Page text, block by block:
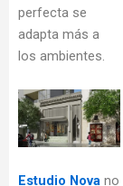
perfecta se
adapta más a
los ambientes.
Estudio Nova no